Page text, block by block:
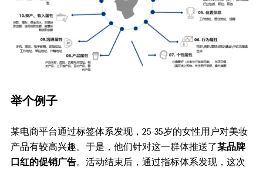
举个例子
某电商平台通过标签体系发现，25-35岁的女性用户对美妆
产品有较高兴趣。于是，他们针对这一群体推送了某品牌
口红的促销广告。活动结束后，通过指标体系发现，这次